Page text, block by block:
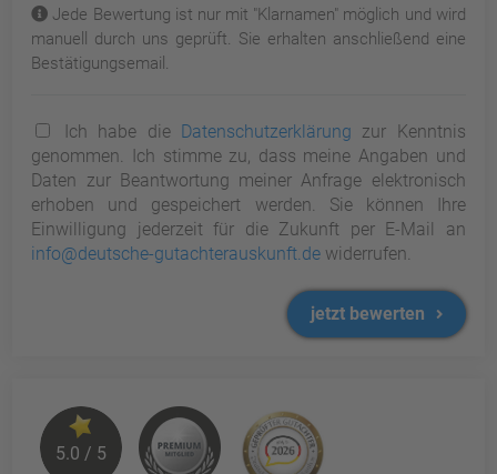
Jede Bewertung ist nur mit "Klarnamen" möglich und wird
manuell durch uns geprüft. Sie erhalten anschließend eine
Bestätigungsemail.
Ich habe die Datenschutzerklärung zur Kenntnis
genommen. Ich stimme zu, dass meine Angaben und
Daten zur Beantwortung meiner Anfrage elektronisch
erhoben und gespeichert werden. Sie können Ihre
Einwilligung jederzeit für die Zukunft per E-Mail an
info@deutsche-gutachterauskunft.de widerrufen.
jetzt bewerten
5.0 / 5